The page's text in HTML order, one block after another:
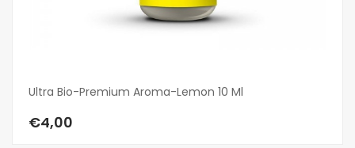
Ultra Bio-Premium Aroma-Lemon 10 Ml
€4,00